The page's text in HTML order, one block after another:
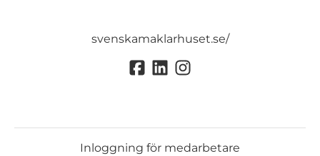
svenskamaklarhuset.se/
Inloggning för medarbetare